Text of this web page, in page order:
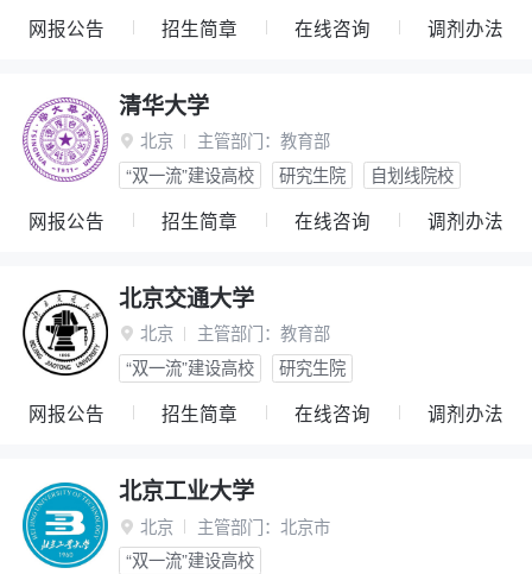
网报公告 招生简章 在线咨询 调剂办法
清华大学
 北京 主管部门： 教育部
“双一流”建设高校
研究生院 自划线院校
网报公告 招生简章 在线咨询 调剂办法
北京交通大学
 北京 主管部门： 教育部
“双一流”建设高校
研究生院
网报公告 招生简章 在线咨询 调剂办法
北京工业大学
 北京 主管部门： 北京市
“双一流”建设高校